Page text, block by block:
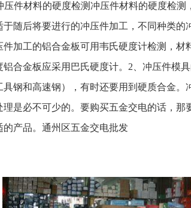
压件材料的硬度检测冲压件材料的硬度检
于随后将要进行的冲压件加工，不同种类的
件加工的铝合金板可用韦氏硬度计检测，材
铝合金板应采用巴氏硬度计。2、冲压件模
具钢和高速钢），有时还要用到硬质合金
理是必不可少的。要购买五金交电的话，
的产品。通州区五金交电批发